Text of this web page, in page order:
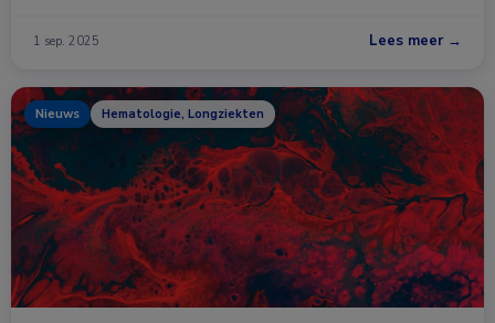
1 sep. 2025 Lees meer →
Nieuws Hematologie, Longziekten